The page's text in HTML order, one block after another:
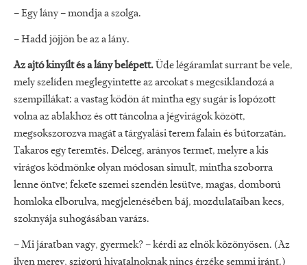
– Egy lány – mondja a szolga.
– Hadd jöjjön be az a lány.
Az ajtó kinyílt és a lány belépett. Üde légáramlat surrant be vele,
mely szelíden meglegyintette az arcokat s megcsiklandozá a
szempillákat: a vastag ködön át mintha egy sugár is lopózott
volna az ablakhoz és ott táncolna a jégvirágok között,
megsokszorozva magát a tárgyalási terem falain és bútorzatán.
Takaros egy teremtés. Délceg, arányos termet, melyre a kis
virágos ködmönke olyan módosan simult, mintha szoborra
lenne öntve; fekete szemei szendén lesütve, magas, domború
homloka elborulva, megjelenésében báj, mozdulataiban kecs,
szoknyája suhogásában varázs.
– Mi járatban vagy, gyermek? – kérdi az elnök közönyösen. (Az
ilyen merev, szigorú hivatalnoknak nincs érzéke semmi iránt.)